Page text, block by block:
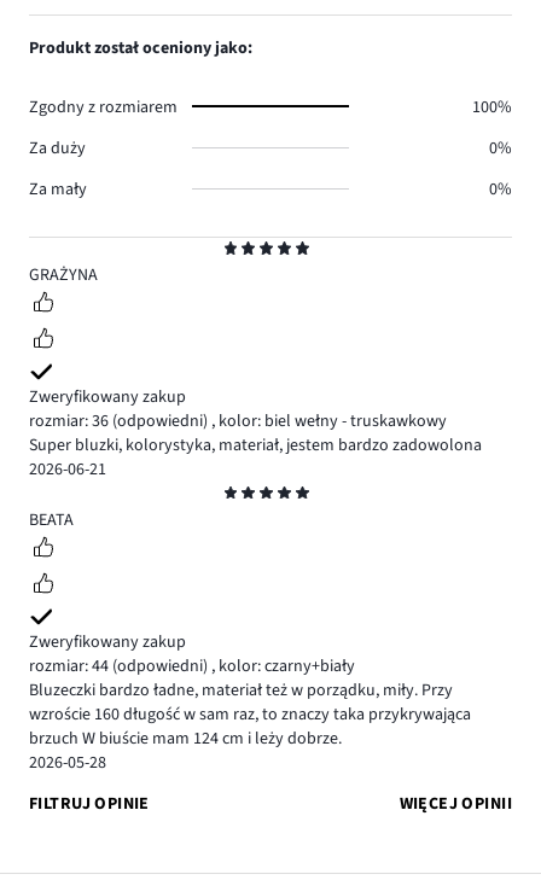
5
GRAŻYNA
Zweryfikowany zakup
rozmiar: 36 (odpowiedni) , kolor: biel wełny - truskawkowy
Super bluzki, kolorystyka, materiał, jestem bardzo zadowolona
2026-06-21
5
BEATA
Zweryfikowany zakup
rozmiar: 44 (odpowiedni) , kolor: czarny+biały
Bluzeczki bardzo ładne, materiał też w porządku, miły. Przy
wzroście 160 długość w sam raz, to znaczy taka przykrywająca
brzuch W biuście mam 124 cm i leży dobrze.
2026-05-28
FILTRUJ OPINIE
WIĘCEJ OPINII
1,
Produkt został oceniony jako:
Zgodny z rozmiarem
100%
Za duży
0%
Za mały
0%